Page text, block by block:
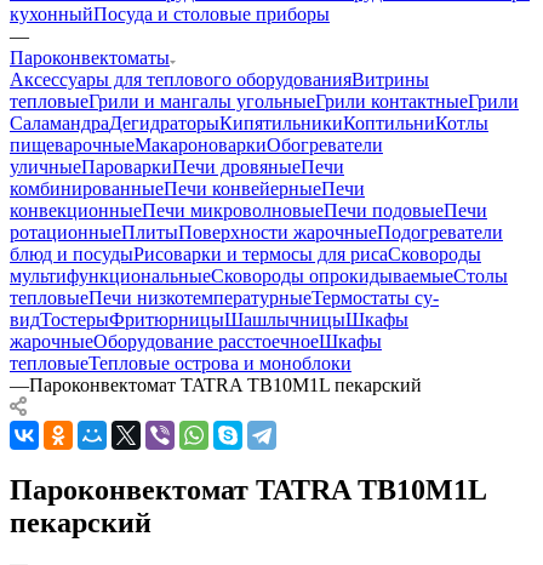
кухонныйПосуда и столовые приборы
—
Пароконвектоматы
Аксессуары для теплового оборудованияВитрины
тепловыеГрили и мангалы угольныеГрили контактныеГрили
СаламандраДегидраторыКипятильникиКоптильниКотлы
пищеварочныеМакароноваркиОбогреватели
уличныеПароваркиПечи дровяныеПечи
комбинированныеПечи конвейерныеПечи
конвекционныеПечи микроволновыеПечи подовыеПечи
ротационныеПлитыПоверхности жарочныеПодогреватели
блюд и посудыРисоварки и термосы для рисаСковороды
мультифункциональныеСковороды опрокидываемыеСтолы
тепловыеПечи низкотемпературныеТермостаты су-
видТостерыФритюрницыШашлычницыШкафы
жарочныеОборудование расстоечноеШкафы
тепловыеТепловые острова и моноблоки
—Пароконвектомат TATRA TB10M1L пекарский
Пароконвектомат TATRA TB10M1L
пекарский